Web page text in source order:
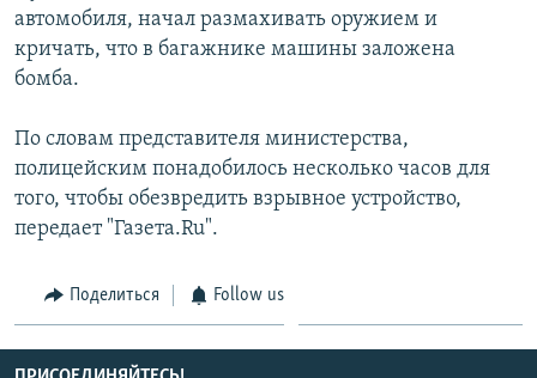
автомобиля, начал размахивать оружием и
кричать, что в багажнике машины заложена
бомба.
По словам представителя министерства,
полицейским понадобилось несколько часов для
того, чтобы обезвредить взрывное устройство,
передает "Газета.Ru".
Поделиться Follow us